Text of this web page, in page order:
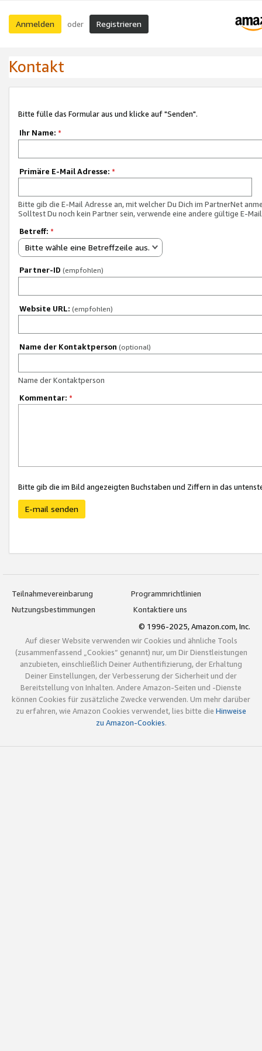
Anmelden oder Registrieren
Kontakt
Bitte fülle das Formular aus und klicke auf "Senden".
Ihr Name: *
Primäre E-Mail Adresse: *
Bitte gib die E-Mail Adresse an, mit welcher Du Dich im PartnerNet
Solltest Du noch kein Partner sein, verwende eine andere gültige E-
Betreff: *
Bitte wähle eine Betreffzeile aus.
Partner-ID (empfohlen)
Website URL: (empfohlen)
Name der Kontaktperson (optional)
Name der Kontaktperson
Kommentar: *
Bitte gib die im Bild angezeigten Buchstaben und Ziffern in das
E-mail senden
Teilnahmevereinbarung
Programmrichtlinien
Nutzungsbestimmungen
Kontaktiere uns
© 1996-2025, Amazon.com, Inc.
Auf dieser Website verwenden wir Cookies und ähnliche Tools
(zusammenfassend „Cookies“ genannt) nur, um Dir Dienstleistungen
anzubieten, einschließlich Deiner Authentifizierung, der Erhaltung
Deiner Einstellungen, der Verbesserung der Sicherheit und der
Bereitstellung von Inhalten. Andere Amazon-Seiten und -Dienste
können Cookies für zusätzliche Zwecke verwenden. Um mehr darüber
zu erfahren, wie Amazon Cookies verwendet, lies bitte die Hinweise
zu Amazon-Cookies.